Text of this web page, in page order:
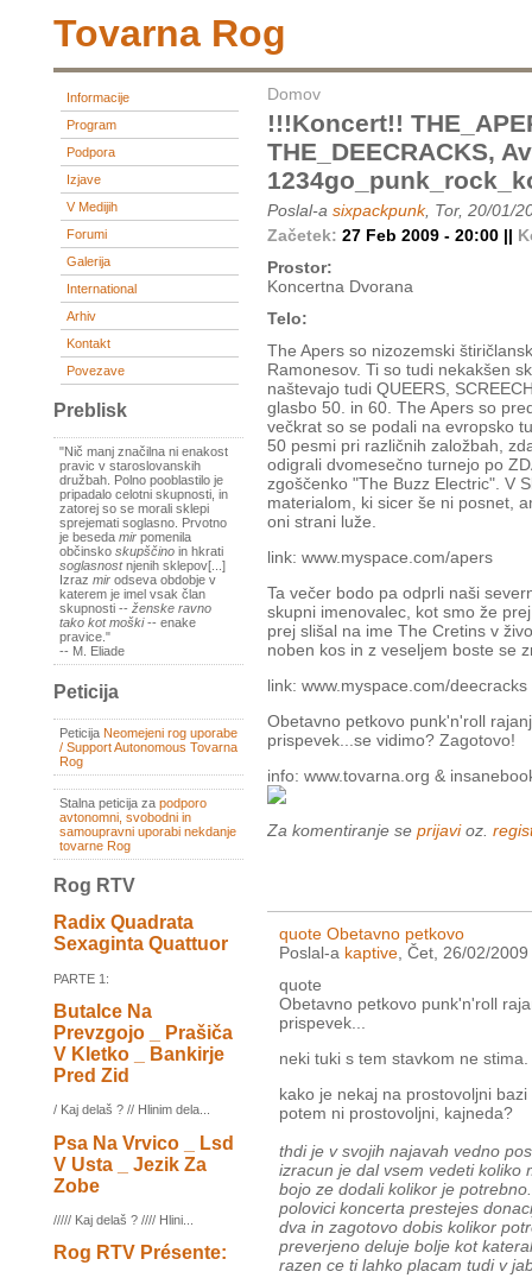
Tovarna Rog
Informacije
Program
Podpora
Izjave
V Medijih
Forumi
Galerija
International
Arhiv
Kontakt
Povezave
Preblisk
"Nič manj značilna ni enakost
pravic v staroslovanskih
družbah. Polno pooblastilo je
pripadalo celotni skupnosti, in
zatorej so se morali sklepi
sprejemati soglasno. Prvotno
je beseda mir pomenila
občinsko skupščino in hkrati
soglasnostnjenih sklepov[...]
Izraz mir odseva obdobje v
katerem je imel vsak član
skupnosti -- ženske ravno
tako kot moški-- enake
pravice."
-- M. Eliade
Peticija
Peticija Neomejeni rog uporabe
/ Support Autonomous Tovarna
Rog
Stalna peticija za podporo
avtonomni, svobodni in
samoupravni uporabi nekdanje
tovarne Rog
Rog RTV
Radix Quadrata
Sexaginta Quattuor
PARTE 1:
Butalce Na
Prevzgojo _ Prašiča
V Kletko _ Bankirje
Pred Zid
/ Kaj delaš ? // Hlinim dela...
Psa Na Vrvico _ Lsd
V Usta _ Jezik Za
Zobe
///// Kaj delaš ? //// Hlini...
Rog RTV Présente:
Domov
!!!koncert!!
THE_DEECRACKS,
Poslal-a sixpackpunk, Tor, 20/01/
Začetek: 27 Feb 2009 - 20:00 ||
Prostor:
Koncertna Dvorana
Telo:
The Apers so nizozemski
Ramonesov. Ti so tudi nekakšen
naštevajo tudi QUEERS,
glasbo 50. in 60. The Apers so
večkrat so se podali na evropsko
50 pesmi pri različnih založbah,
odigrali dvomesečno turnejo po
zgoščenko "The Buzz Electric". V
materialom, ki sicer še ni posnet,
oni strani luže.
link: www.myspace.com/apers
Ta večer bodo pa odprli naši
skupni imenovalec, kot smo že
prej slišal na ime The Cretins v
noben kos in z veseljem boste se
link: www.myspace.com/deecracks
Obetavno petkovo punk'n'roll
prispevek...se vidimo? Zagotovo!
info: www.tovarna.org &
Za komentiranje se prijavioz.
quote Obetavno petkovo
Poslal-a kaptive, Čet, 26/02/
quote
Obetavno petkovo punk'n'roll
prispevek...
neki tuki s tem stavkom ne stima.
kako je nekaj na prostovoljni
potem ni prostovoljni, kajneda?
thdi je v svojih najavah vedno
izracun je dal vsem vedeti koliko
bojo ze dodali kolikor je
polovici koncerta prestejes
dva in zagotovo dobis kolikor
preverjeno deluje bolje kot
razen ce ti lahko placam tudi v